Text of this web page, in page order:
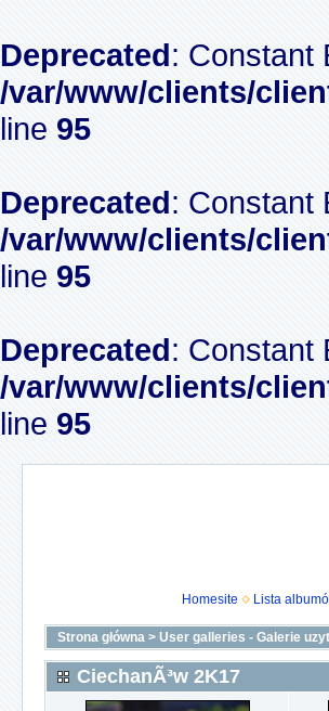
Deprecated: Constant
/var/www/clients/
line 95
Deprecated: Constant
/var/www/clients/
line 95
Deprecated: Constant
/var/www/clients/
line 95
Homesite
Lista
Strona główna > User galleries - Galerie
CiechanÃ³w 2K17